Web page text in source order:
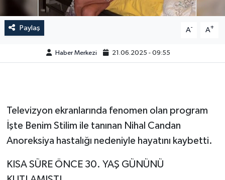
Paylaş A- A+
Haber Merkezi 21.06.2025 - 09:55
Televizyon ekranlarında fenomen olan program
İşte Benim Stilim ile tanınan Nihal Candan
Anoreksiya hastalığı nedeniyle hayatını kaybetti.
KISA SÜRE ÖNCE 30. YAŞ GÜNÜNÜ